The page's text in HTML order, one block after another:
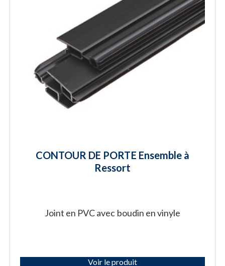
CONTOUR DE PORTE Ensemble à
Ressort
Joint en PVC avec boudin en vinyle
Voir le produit